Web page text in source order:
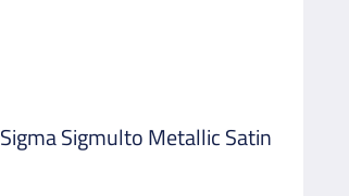
Sigma Sigmulto Metallic Satin